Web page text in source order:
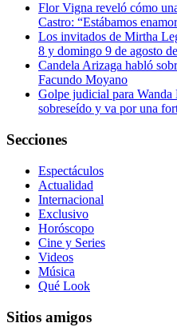
Flor Vigna reveló cómo
Castro: “Estábamos
Los invitados de Mirtha
8 y domingo 9 de agosto
Candela Arizaga habló
Facundo Moyano
Golpe judicial para
sobreseído y va por una
Secciones
Espectáculos
Actualidad
Internacional
Exclusivo
Horóscopo
Cine y Series
Videos
Música
Qué Look
Sitios amigos